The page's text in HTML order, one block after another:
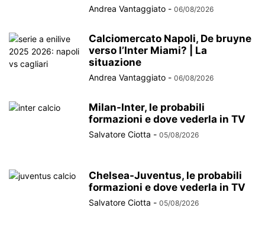
Andrea Vantaggiato - 06/08/2026
Calciomercato Napoli, De bruyne
verso l’Inter Miami? | La
situazione
Andrea Vantaggiato - 06/08/2026
Milan-Inter, le probabili
formazioni e dove vederla in TV
Salvatore Ciotta - 05/08/2026
Chelsea-Juventus, le probabili
formazioni e dove vederla in TV
Salvatore Ciotta - 05/08/2026